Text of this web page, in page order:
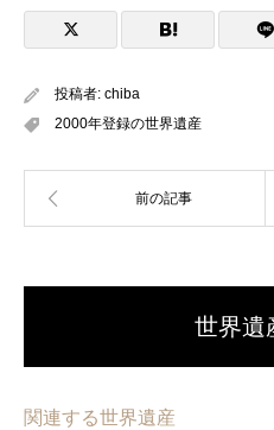
投稿者: chiba
2000年登録の世界遺産
世界遺
関連する世界遺産